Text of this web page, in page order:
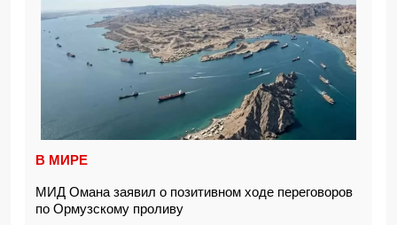
В МИРЕ
МИД Омана заявил о позитивном ходе переговоров
по Ормузскому проливу